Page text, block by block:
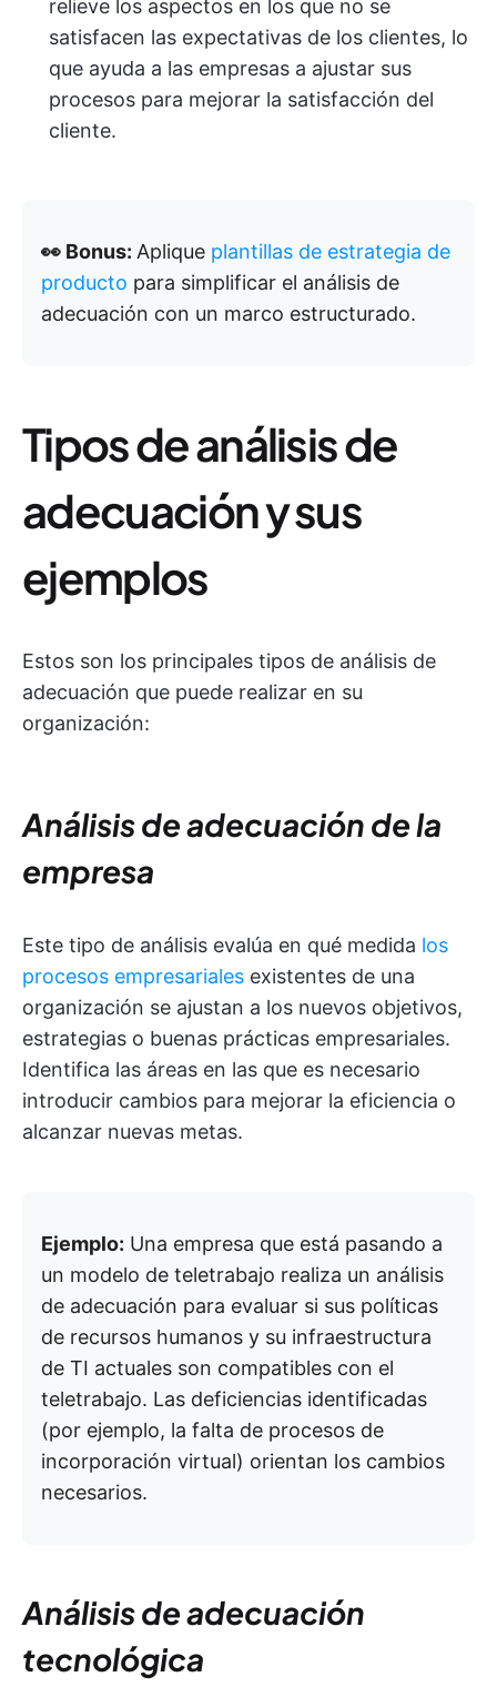
relieve los aspectos en los que no se
satisfacen las expectativas de los clientes, lo
que ayuda a las empresas a ajustar sus
procesos para mejorar la satisfacción del
cliente.
👀 Bonus: Aplique plantillas de estrategia de
producto para simplificar el análisis de
adecuación con un marco estructurado.
Tipos de análisis de
adecuación y sus
ejemplos
Estos son los principales tipos de análisis de
adecuación que puede realizar en su
organización:
Análisis de adecuación de la
empresa
Este tipo de análisis evalúa en qué medida los
procesos empresariales existentes de una
organización se ajustan a los nuevos objetivos,
estrategias o buenas prácticas empresariales.
Identifica las áreas en las que es necesario
introducir cambios para mejorar la eficiencia o
alcanzar nuevas metas.
Ejemplo: Una empresa que está pasando a
un modelo de teletrabajo realiza un análisis
de adecuación para evaluar si sus políticas
de recursos humanos y su infraestructura
de TI actuales son compatibles con el
teletrabajo. Las deficiencias identificadas
(por ejemplo, la falta de procesos de
incorporación virtual) orientan los cambios
necesarios.
Análisis de adecuación
tecnológica